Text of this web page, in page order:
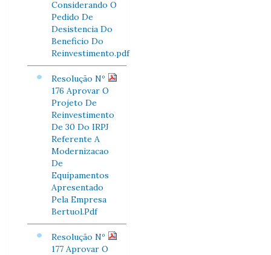
Considerando O
Pedido De
Desistencia Do
Beneficio Do
Reinvestimento.pdf
Resolução Nº
176 Aprovar O
Projeto De
Reinvestimento
De 30 Do IRPJ
Referente A
Modernizacao
De
Equipamentos
Apresentado
Pela Empresa
Bertuol.Pdf
Resolução Nº
177 Aprovar O